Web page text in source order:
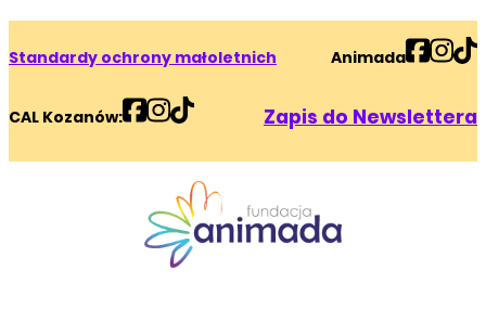
Standardy ochrony małoletnich Animada
CAL Kozanów: Zapis do Newslettera